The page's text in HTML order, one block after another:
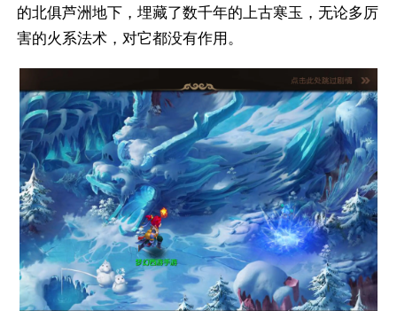
的北俱芦洲地下，埋藏了数千年的上古寒玉，无论多厉
害的火系法术，对它都没有作用。